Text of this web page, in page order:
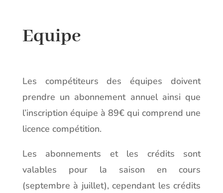
Equipe
Les compétiteurs des équipes doivent
prendre un abonnement annuel ainsi que
l’inscription équipe à 89€ qui comprend une
licence compétition.
Les abonnements et les crédits sont
valables pour la saison en cours
(septembre à juillet), cependant les crédits